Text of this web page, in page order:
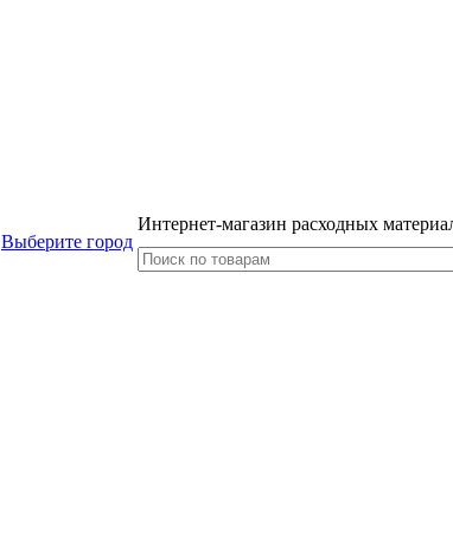
Выберите город
Интернет-магазин расходных